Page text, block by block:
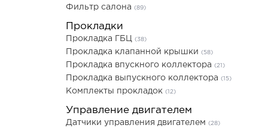
Фильтр салона (89)
Прокладки
Прокладка ГБЦ (38)
Прокладка клапанной крышки (58)
Прокладка впускного коллектора (21)
Прокладка выпускного коллектора (15)
Комплекты прокладок (12)
Управление двигателем
Датчики управления двигателем (28)